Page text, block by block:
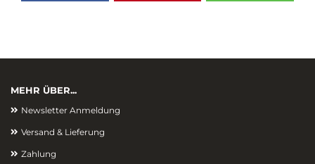
MEHR ÜBER...
Newsletter Anmeldung
Versand & Lieferung
Zahlung